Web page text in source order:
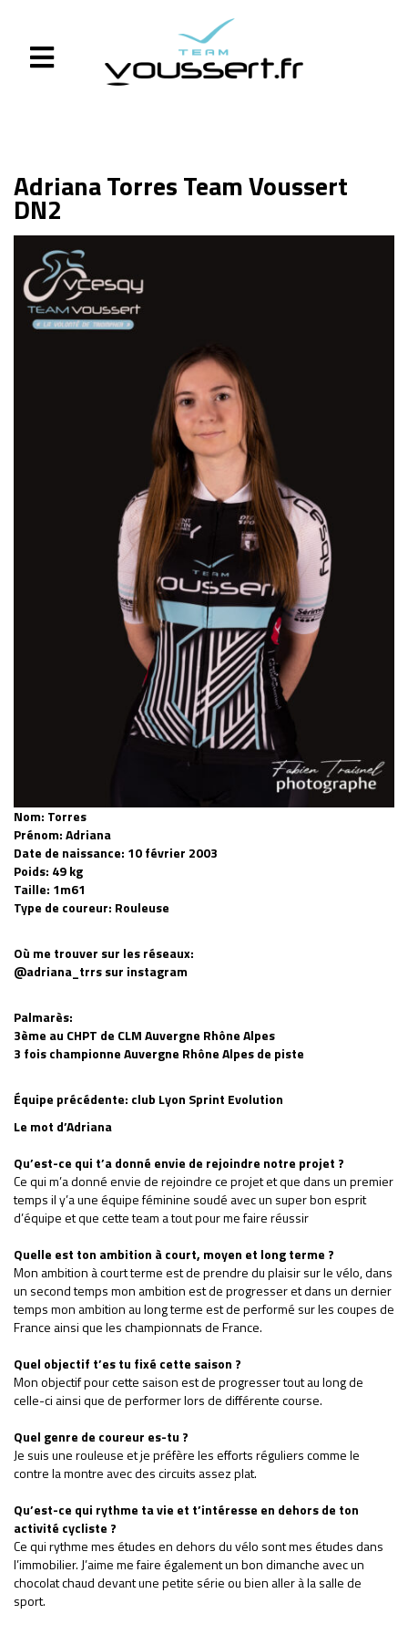
Adriana Torres Team Voussert
DN2
Nom: Torres
Prénom: Adriana
Date de naissance: 10 février 2003
Poids: 49 kg
Taille: 1m61
Type de coureur: Rouleuse
Où me trouver sur les réseaux:
@adriana_trrs sur instagram
Palmarès:
3ème au CHPT de CLM Auvergne Rhône Alpes
3 fois championne Auvergne Rhône Alpes de piste
Équipe précédente: club Lyon Sprint Evolution
Le mot d’Adriana
Qu’est-ce qui t’a donné envie de rejoindre notre projet ?
Ce qui m’a donné envie de rejoindre ce projet et que dans un premier
temps il y’a une équipe féminine soudé avec un super bon esprit
d’équipe et que cette team a tout pour me faire réussir
Quelle est ton ambition à court, moyen et long terme ?
Mon ambition à court terme est de prendre du plaisir sur le vélo, dans
un second temps mon ambition est de progresser et dans un dernier
temps mon ambition au long terme est de performé sur les coupes de
France ainsi que les championnats de France.
Quel objectif t’es tu fixé cette saison ?
Mon objectif pour cette saison est de progresser tout au long de
celle-ci ainsi que de performer lors de différente course.
Quel genre de coureur es-tu ?
Je suis une rouleuse et je préfère les efforts réguliers comme le
contre la montre avec des circuits assez plat.
Qu’est-ce qui rythme ta vie et t’intéresse en dehors de ton
activité cycliste ?
Ce qui rythme mes études en dehors du vélo sont mes études dans
l’immobilier. J’aime me faire également un bon dimanche avec un
chocolat chaud devant une petite série ou bien aller à la salle de
sport.